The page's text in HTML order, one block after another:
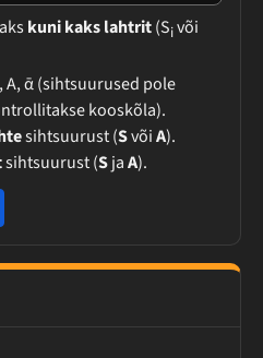
kuni kaks lahtrit(Sivõi
A, ᾱ (sihtsuurused pole
kooskõla).
sihtsuurust (SvõiA).
sihtsuurust (SjaA).